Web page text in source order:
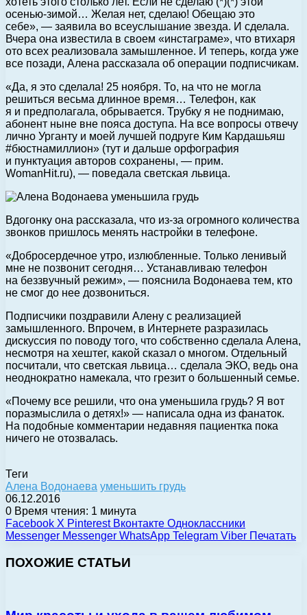
осенью-зимой… Желая нет, сделаю! Обещаю это
себе», — заявила во всеуслышание звезда. И сделала.
Вчера она известила в своем «инстаграме», что втихаря
ото всех реализовала замышленное. И теперь, когда уже
все позади, Алена рассказала об операции подписчикам.
«Да, я это сделала! 25 ноября. То, на что не могла
решиться весьма длинное время… Телефон, как
я и предполагала, обрывается. Трубку я не поднимаю,
абонент ныне вне пояса доступа. На все вопросы отвечу
лично Урганту и моей лучшей подруге Ким Кардашьяш
#бюстнамиллион» (тут и дальше орфография
и пунктуация авторов сохранены, — прим.
WomanHit.ru), — поведала светская львица.
Вдогонку она рассказала, что из-за огромного количества
звонков пришлось менять настройки в телефоне.
«Добросердечное утро, излюбленные. Только ленивый
мне не позвонит сегодня… Устанавливаю телефон
на беззвучный режим», — пояснила Водонаева тем, кто
не смог до нее дозвониться.
Подписчики поздравили Алену с реализацией
замышленного. Впрочем, в Интернете разразилась
дискуссия по поводу того, что собственно сделала Алена,
несмотря на хештег, какой сказал о многом. Отдельный
посчитали, что светская львица… сделала ЭКО, ведь она
неоднократно намекала, что грезит о большенный семье.
«Почему все решили, что она уменьшила грудь? Я вот
поразмыслила о детях!» — написала одна из фанаток.
На подобные комментарии недавняя пациентка пока
ничего не отозвалась.
Теги
Алена Водонаева уменьшить грудь
06.12.2016
0 Время чтения: 1 минута
Facebook X Pinterest Вконтакте Одноклассники
Messenger Messenger WhatsApp Telegram Viber Печатать
ПОХОЖИЕ СТАТЬИ